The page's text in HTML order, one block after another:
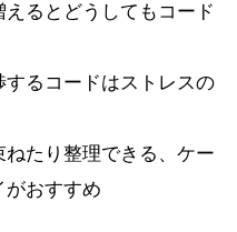
るとどうしてもコード
るコードはストレスの
たり整理できる、ケー
がおすすめ